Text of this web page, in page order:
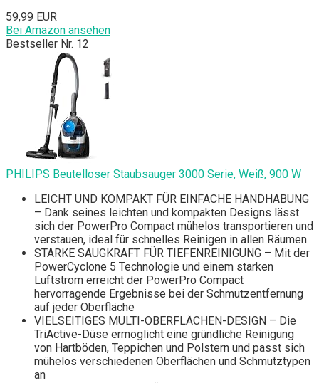
59,99 EUR
Bei Amazon ansehen
Bestseller Nr. 12
PHILIPS Beutelloser Staubsauger 3000 Serie, Weiß, 900 W
LEICHT UND KOMPAKT FÜR EINFACHE HANDHABUNG
– Dank seines leichten und kompakten Designs lässt
sich der PowerPro Compact mühelos transportieren und
verstauen, ideal für schnelles Reinigen in allen Räumen
STARKE SAUGKRAFT FÜR TIEFENREINIGUNG – Mit der
PowerCyclone 5 Technologie und einem starken
Luftstrom erreicht der PowerPro Compact
hervorragende Ergebnisse bei der Schmutzentfernung
auf jeder Oberfläche
VIELSEITIGES MULTI-OBERFLÄCHEN-DESIGN – Die
TriActive-Düse ermöglicht eine gründliche Reinigung
von Hartböden, Teppichen und Polstern und passt sich
mühelos verschiedenen Oberflächen und Schmutztypen
an